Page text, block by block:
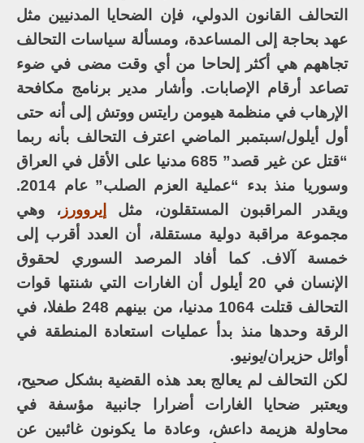
التحالف القانون الدولي، فإن الضحايا المدنيين مثل
عهد بحاجة إلى المساعدة، ومسألة سياسات التحالف
تجاههم هي أكثر إلحاحا من أي وقت مضى في ضوء
تصاعد أرقام الإصابات. وأشار مدير برنامج مكافحة
الإرهاب في منظمة هيومن رايتس ووتش إلى أنه حتى
أول أيلول/سبتمبر الماضي اعترف التحالف بأنه ربما
“قتل عن غير قصد” 685 مدنيا على الأقل في العراق
وسوريا منذ بدء “عملية العزم الصلب” عام 2014.
ويقدر المراقبون المستقلون، مثل
إيروورز ، وهي
مجموعة مراقبة دولية مستقلة، أن العدد أقرب إلى
خمسة آلاف. كما أفاد المرصد السوري لحقوق
الإنسان في 20 أيلول أن الغارات التي شنتها قوات
التحالف قتلت 1064 مدنيا، من بينهم 248 طفلا، في
الرقة وحدها منذ بدأ عمليات استعادة المنطقة في
أوائل حزيران/يونيو.
لكن التحالف لم يعالج بعد هذه القضية بشكل صحيح،
ويعتبر ضحايا الغارات أضرارا جانبية مؤسفة في
محاولة هزيمة داعش، وعادة ما يكونون غائبين عن